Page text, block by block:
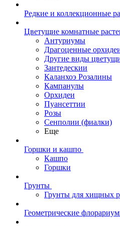
Редкие и коллекционные
Цветущие комнатные
Антуриумы
Драгоценные
Другие виды
Зантедескии
Каланхоэ Розалины
Кампанулы
Орхидеи
Пуансеттии
Розы
Сенполии (фиалки)
Еще
Горшки и кашпо
Кашпо
Горшки
Грунты
Грунты для хищных
Геометрические